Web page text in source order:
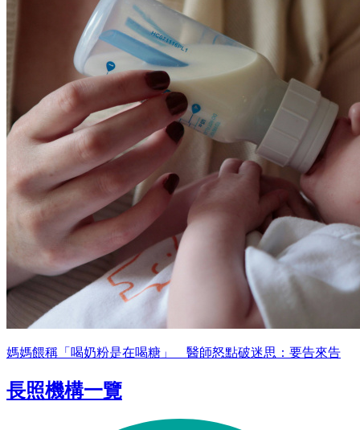
媽媽餵稱「喝奶粉是在喝糖」 醫師怒點破迷思：要告來告
長照機構一覽